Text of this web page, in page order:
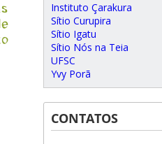
Instituto Çarakura
Sítio Curupira
Sítio Igatu
Sítio Nós na Teia
UFSC
Yvy Porã
CONTATOS